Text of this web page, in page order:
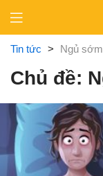
content
Tin tức > Ngủ sớm
Chủ đề: